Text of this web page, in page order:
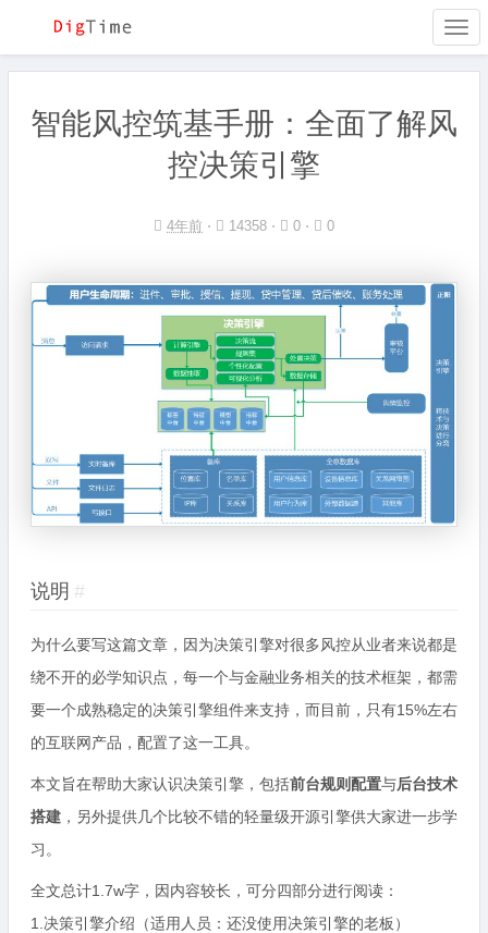
智能风控筑基手册：全面了解风
控决策引擎
4年前 ⋅ 14358 ⋅ 0 ⋅ 0
说明 #
为什么要写这篇文章，因为决策引擎对很多风控从业者来说都是
绕不开的必学知识点，每一个与金融业务相关的技术框架，都需
要一个成熟稳定的决策引擎组件来支持，而目前，只有15%左右
的互联网产品，配置了这一工具。
本文旨在帮助大家认识决策引擎，包括前台规则配置与后台技术
搭建 ，另外提供几个比较不错的轻量级开源引擎供大家进一步学
习。
全文总计1.7w字，因内容较长，可分四部分进行阅读：
1.决策引擎介绍（适用人员：还没使用决策引擎的老板）